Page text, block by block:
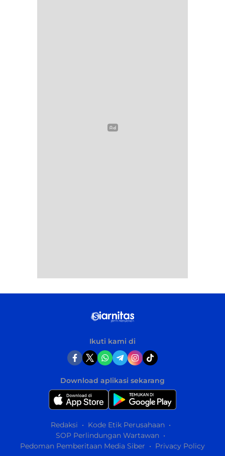
Ikuti kami di
Download aplikasi sekarang
Redaksi
Kode Etik Perusahaan
SOP Perlindungan Wartawan
Pedoman Pemberitaan Media Siber
Privacy Policy